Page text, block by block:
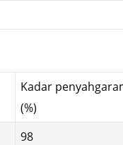
Kadar
(%)
98